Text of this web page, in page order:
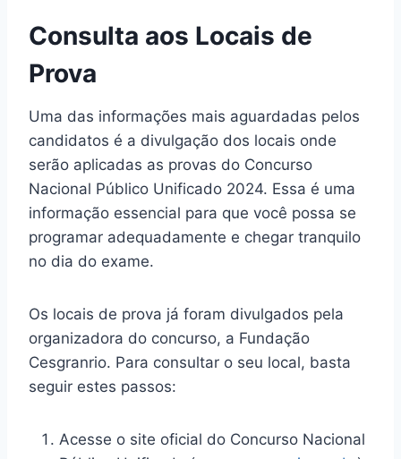
Consulta aos Locais de
Prova
Uma das informações mais aguardadas pelos
candidatos é a divulgação dos locais onde
serão aplicadas as provas do Concurso
Nacional Público Unificado 2024. Essa é uma
informação essencial para que você possa se
programar adequadamente e chegar tranquilo
no dia do exame.
Os locais de prova já foram divulgados pela
organizadora do concurso, a Fundação
Cesgranrio. Para consultar o seu local, basta
seguir estes passos:
Acesse o site oficial do Concurso Nacional